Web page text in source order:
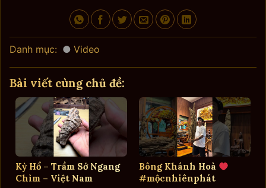
Danh mục: Video
Bài viết cùng chủ đề:
Kỳ Hổ – Trầm Sớ Ngang
Chìm – Việt Nam
Bông Khánh Hoà
#mộcnhiênphát